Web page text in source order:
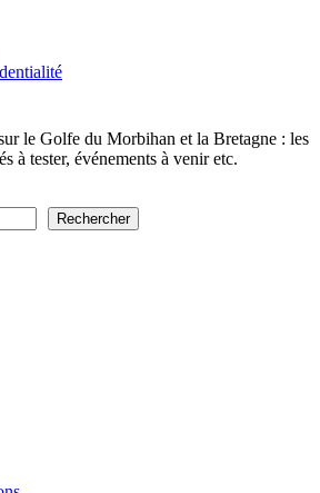
le Golfe du Morbihan et la Bretagne : les
à tester, événements à venir etc.
Rechercher